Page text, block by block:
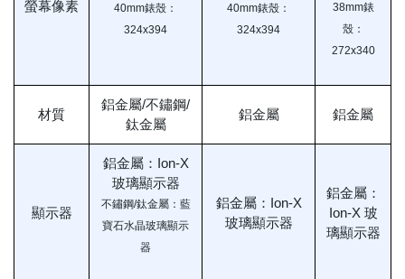
螢幕像素
40mm錶殼：
324x394
40mm錶殼：
324x394
38mm錶
殼：
272x340
材質
鋁金屬/不鏽鋼/
鈦金屬
鋁金屬 鋁金屬
顯示器
鋁金屬：Ion-X
玻璃顯示器
不鏽鋼/鈦金屬：藍
寶石水晶玻璃顯示
器
鋁金屬：Ion-X
玻璃顯示器
鋁金屬：
Ion-X 玻
璃顯示器